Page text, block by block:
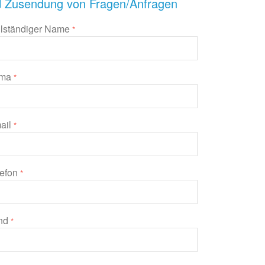
Name*
*
*
*
*